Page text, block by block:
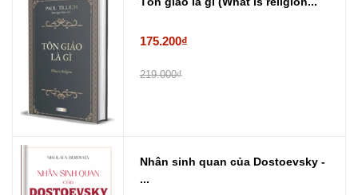
175.200₫
219.000₫
Nhân sinh quan của Dostoevsky -
...